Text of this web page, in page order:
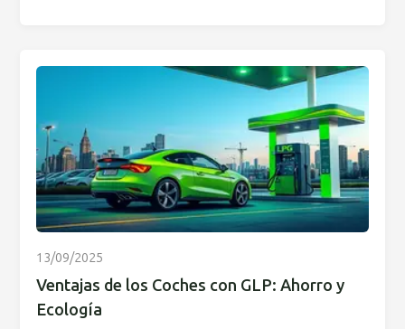
13/09/2025
Ventajas de los Coches con GLP: Ahorro y
Ecología